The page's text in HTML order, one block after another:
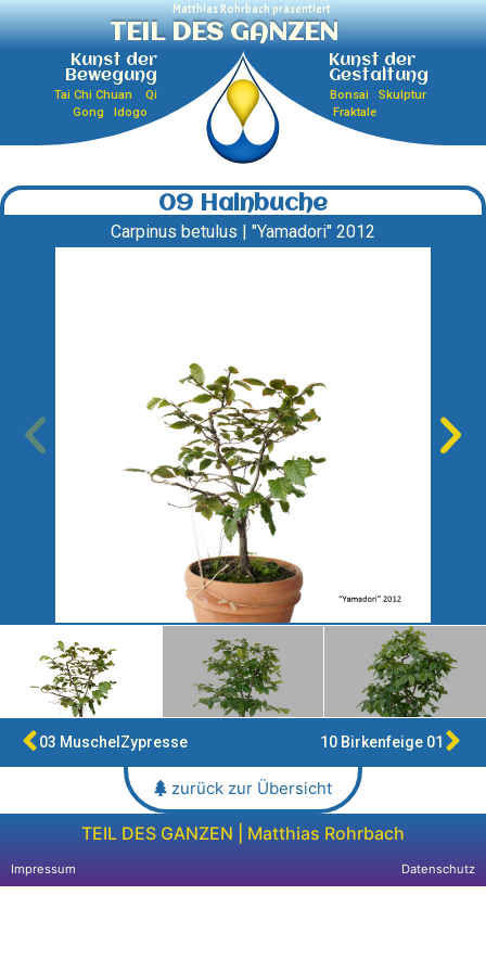
Matthias Rohrbach präsentiert
TEIL DES GANZEN
Kunst der
Bewegung
Tai Chi Chuan Qi
Gong Idogo
Kunst der
Gestaltung
Bonsai Skulptur
Fraktale
09 Hainbuche
Carpinus betulus | "Yamadori" 2012
03 MuschelZypresse 10 Birkenfeige 01
zurück zur Übersicht
TEIL DES GANZEN | Matthias Rohrbach
Impressum Datenschutz